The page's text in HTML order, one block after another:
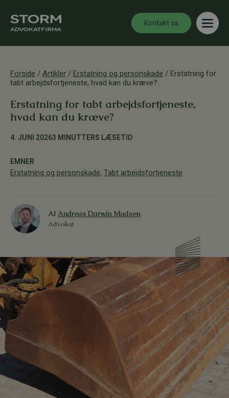
Kontakt os
Forside / Artikler / Erstatning og personskade / Erstatning for
tabt arbejdsfortjeneste, hvad kan du kræve?
Erstatning for tabt arbejdsfortjeneste,
hvad kan du kræve?
4. JUNI 20263 MINUTTERS LÆSETID
EMNER
Erstatning og personskade, Tabt arbejdsfortjeneste
AfAndreas Darwin Madsen
Advokat